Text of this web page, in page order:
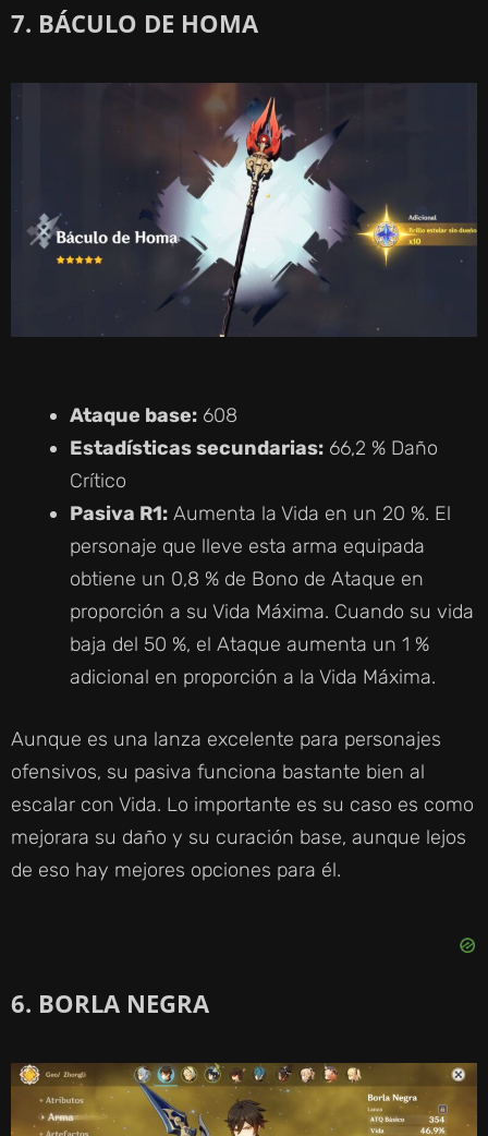
7. BÁCULO DE HOMA
Ataque base: 608
Estadísticas secundarias: 66,2 % Daño
Crítico
Pasiva R1: Aumenta la Vida en un 20 %. El
personaje que lleve esta arma equipada
obtiene un 0,8 % de Bono de Ataque en
proporción a su Vida Máxima. Cuando su vida
baja del 50 %, el Ataque aumenta un 1 %
adicional en proporción a la Vida Máxima.
Aunque es una lanza excelente para personajes
ofensivos, su pasiva funciona bastante bien al
escalar con Vida. Lo importante es su caso es como
mejorara su daño y su curación base, aunque lejos
de eso hay mejores opciones para él.
6. BORLA NEGRA